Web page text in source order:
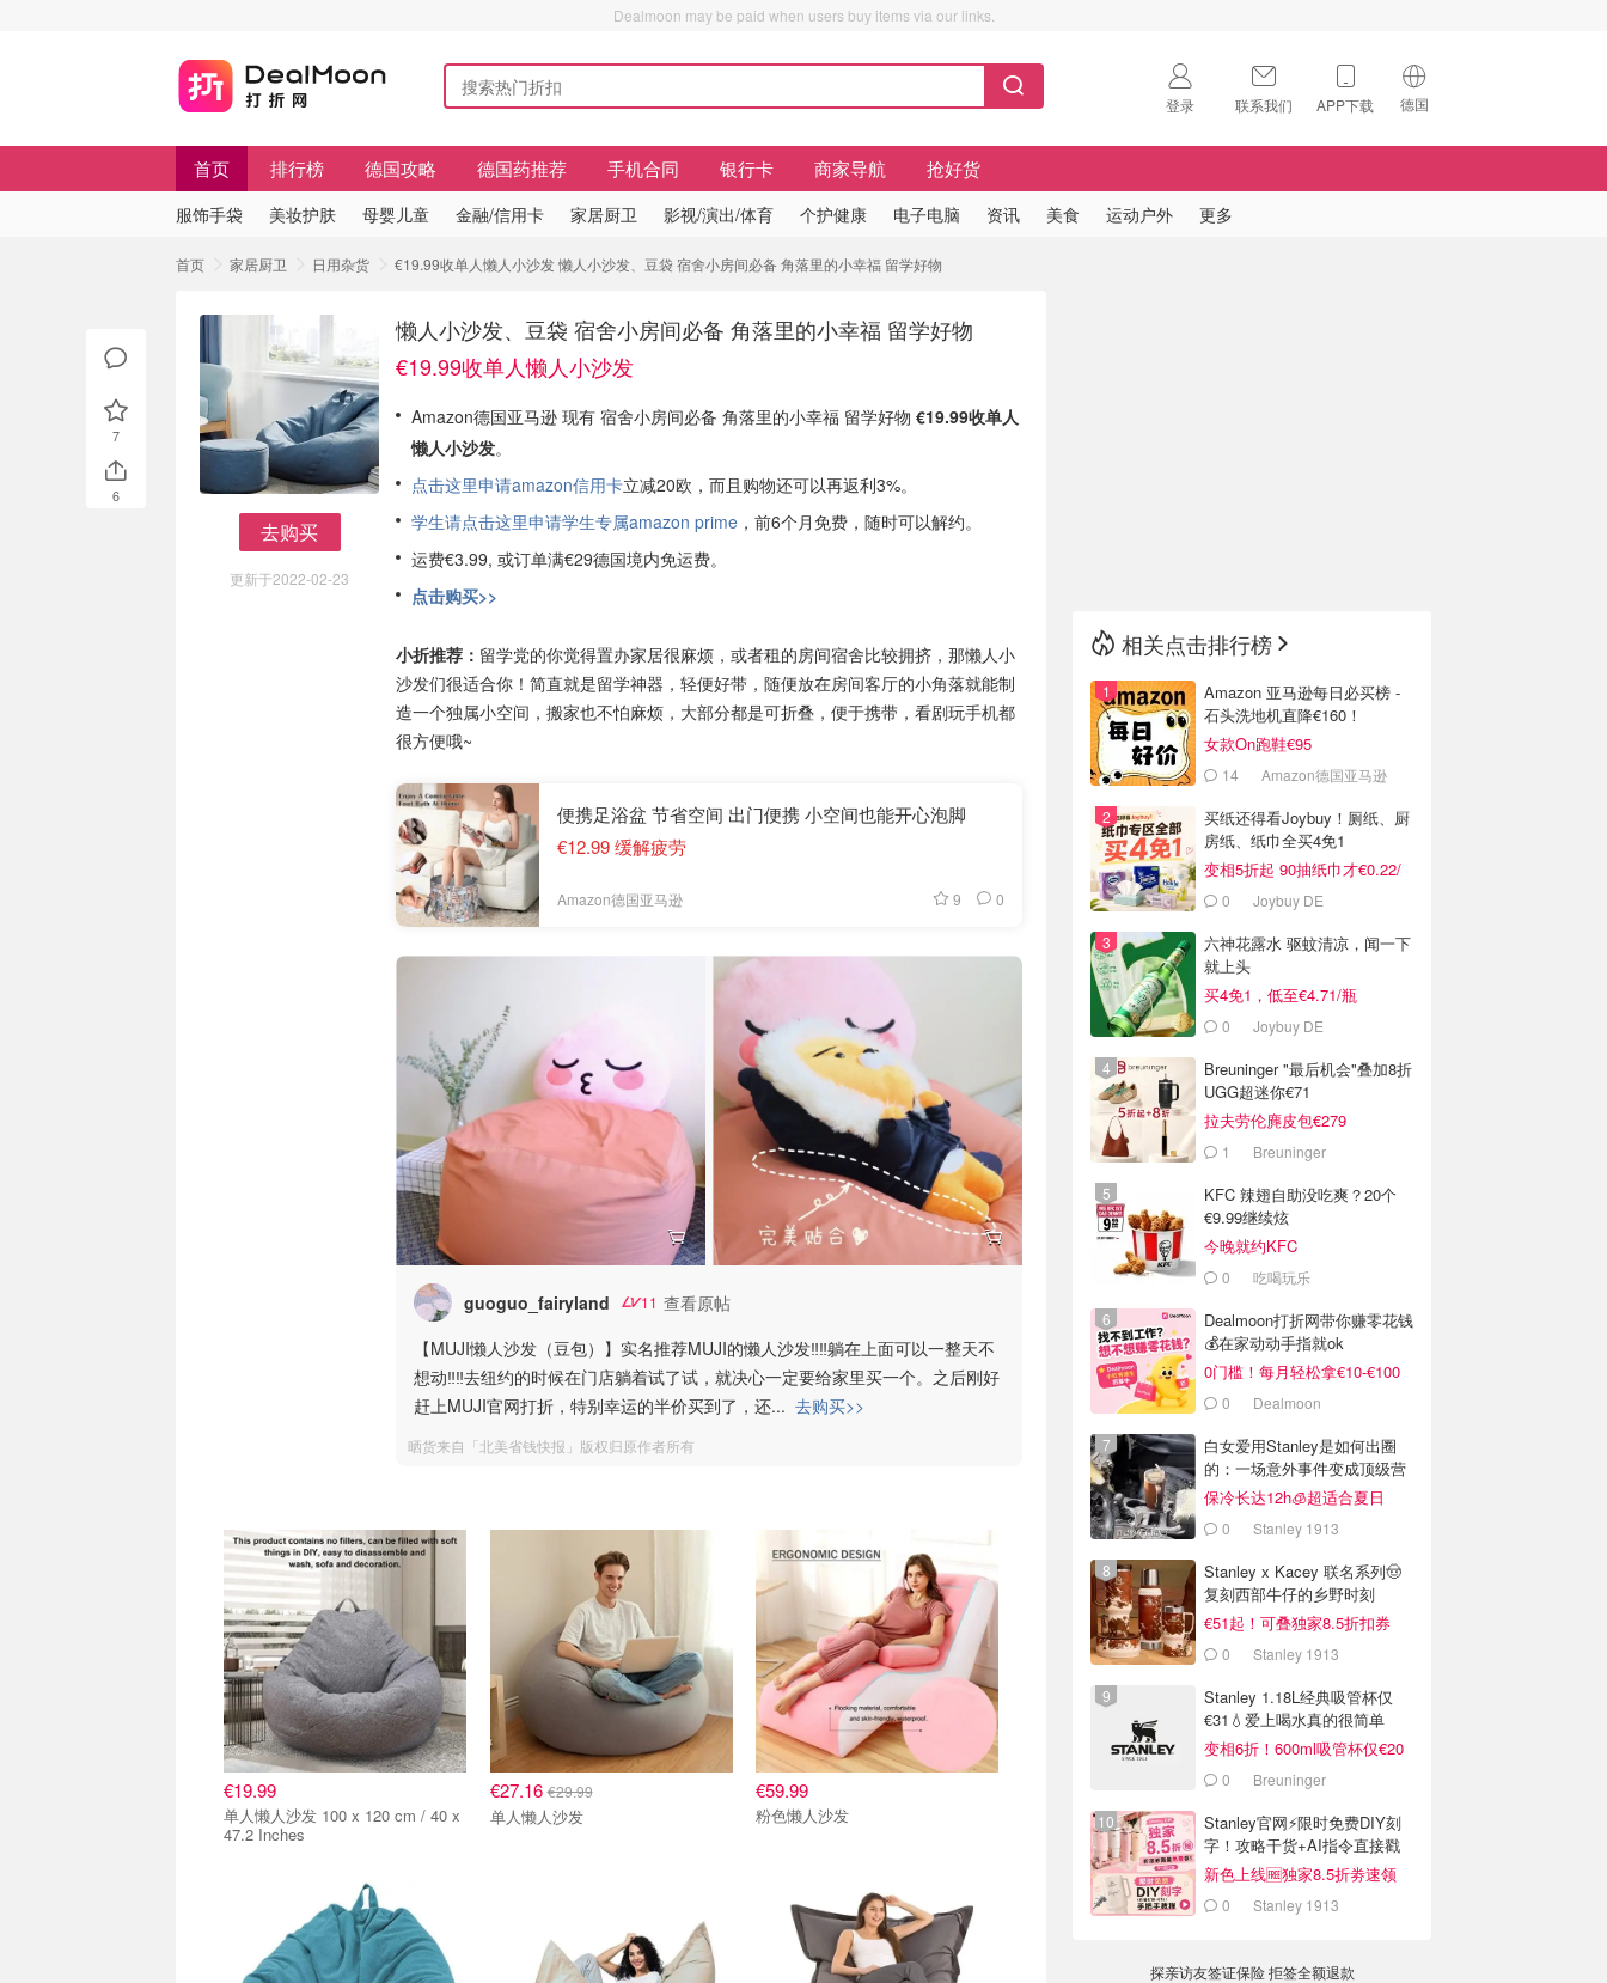
Dealmoon may be paid when users buy items via our links.
登录 联系我们 APP下载 德国
🇺🇸
首页 排行榜 德国攻略 德国药推荐 手机合同 银行卡 商家导航 抢好货
服饰手袋 美妆护肤 母婴儿童 金融/信用卡 家居厨卫 影视/演出/体育 个护健康 电子电脑 资讯 美食 运动户外 更多
首页 家居厨卫 日用杂货 €19.99收单人懒人小沙发 懒人小沙发、豆袋 宿舍小房间必备 角落里的小幸福 留学好物
去购买
更新于2022-02-23
懒人小沙发、豆袋 宿舍小房间必备 角落里的小幸福 留学好物
€19.99收单人懒人小沙发
Amazon德国亚马逊 现有 宿舍小房间必备 角落里的小幸福 留学好物 €19.99收单人
懒人小沙发。
点击这里申请amazon信用卡立减20欧，而且购物还可以再返利3%。
学生请点击这里申请学生专属amazon prime ，前6个月免费，随时可以解约。
运费€3.99, 或订单满€29德国境内免运费。
点击购买>>
小折推荐： 留学党的你觉得置办家居很麻烦，或者租的房间宿舍比较拥挤，那懒人小
沙发们很适合你！简直就是留学神器，轻便好带，随便放在房间客厅的小角落就能制
造一个独属小空间，搬家也不怕麻烦，大部分都是可折叠，便于携带，看剧玩手机都
很方便哦~
便携足浴盆 节省空间 出门便携 小空间也能开心泡脚
€12.99 缓解疲劳
Amazon德国亚马逊 9 0
guoguo_fairyland 11 查看原帖
【MUJI懒人沙发（豆包）】实名推荐MUJI的懒人沙发‼️‼️躺在上面可以一整天不
想动‼️‼️去纽约的时候在门店躺着试了试，就决心一定要给家里买一个。之后刚好
赶上MUJI官网打折，特别幸运的半价买到了，还... 去购买>>
晒货来自「北美省钱快报」版权归原作者所有
€19.99
单人懒人沙发 100 x 120 cm / 40 x
47.2 Inches
€27.16€29.99
单人懒人沙发
€59.99
粉色懒人沙发
7
6
相关点击排行榜
Amazon 亚马逊每日必买榜 -
石头洗地机直降€160！
女款On跑鞋€95
14 Amazon德国亚马逊
买纸还得看Joybuy！厕纸、厨
房纸、纸巾全买4免1
变相5折起 90抽纸巾才€0.22/
包 0 Joybuy DE
六神花露水 驱蚊清凉，闻一下
就上头
买4免1，低至€4.71/瓶
0 Joybuy DE
Breuninger "最后机会"叠加8折
UGG超迷你€71
拉夫劳伦麂皮包€279
1 Breuninger
KFC 辣翅自助没吃爽？20个
€9.99继续炫
今晚就约KFC
0 吃喝玩乐
Dealmoon打折网带你赚零花钱
💰在家动动手指就ok
0门槛！每月轻松拿€10-€100
0 Dealmoon
白女爱用Stanley是如何出圈
的：一场意外事件变成顶级营
销案例
保冷长达12h🧊超适合夏日
0 Stanley 1913
Stanley x Kacey 联名系列🤠
复刻西部牛仔的乡野时刻
€51起！可叠独家8.5折扣券
0 Stanley 1913
Stanley 1.18L经典吸管杯仅
€31💧爱上喝水真的很简单
变相6折！600ml吸管杯仅€20
0 Breuninger
Stanley官网⚡️限时免费DIY刻
字！攻略干货+AI指令直接戳
新色上线🆓独家8.5折劵速领
0 Stanley 1913
探亲访友签证保险 拒签全额退款